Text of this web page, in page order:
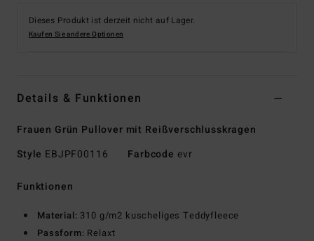
Dieses Produkt ist derzeit nicht auf Lager.
Kaufen Sie andere Optionen
Details & Funktionen
Frauen Grün Pullover mit Reißverschlusskragen
Style EBJPF00116 Farbcode evr
Funktionen
Material: 310 g/m2 kuscheliges Teddyfleece
Passform: Relaxt